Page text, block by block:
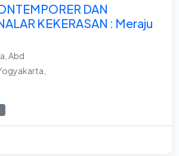
DAN
KEKERASAN : Meraju
Abd